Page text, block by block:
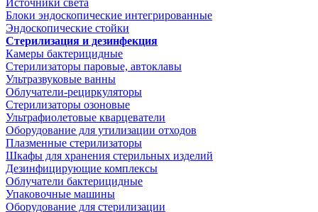
Источники света
Блоки эндоскопические интегрированные
Эндоскопические стойки
Стерилизация и дезинфекция
Камеры бактерицидные
Стерилизаторы паровые, автоклавы
Ультразвуковые ванны
Облучатели-рециркуляторы
Стерилизаторы озоновые
Ультрафиолетовые кварцеватели
Оборудование для утилизации отходов
Плазменные стерилизаторы
Шкафы для хранения стерильных изделий
Дезинфицирующие комплексы
Облучатели бактерицидные
Упаковочные машины
Оборудование для стерилизации